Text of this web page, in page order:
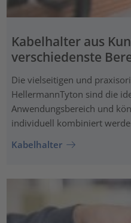
Kabelhalter aus
verschiedenste
Die vielseitigen und
HellermannTyton sind die
Anwendungsbereich und
individuell kombiniert
Kabelhalter